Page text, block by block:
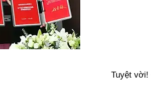
Tuyệt vời!